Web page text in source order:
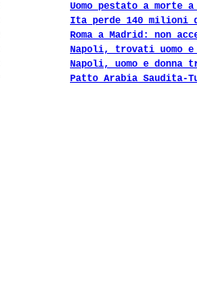
Uomo pestato a morte
Ita perde 140 milioni
Roma a Madrid: non
Napoli, trovati uomo e
Napoli, uomo e donna
Patto Arabia Saudita-